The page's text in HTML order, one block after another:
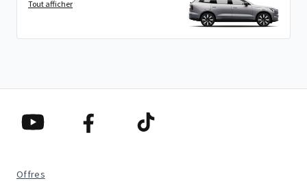
Tout afficher
Offres